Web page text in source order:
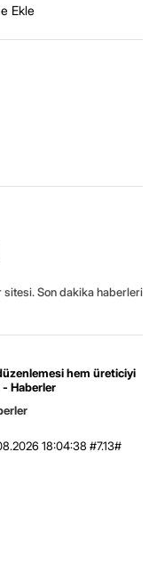
Ekle
sitesi. Son dakika haberleri
hem üreticiyi
Haberler
18:04:38 #7.13#